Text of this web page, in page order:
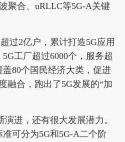
聚合、uRLLC等5G-A关键
过2亿户，累计打造5G应用
工厂超过6000个，服务超
80个国民经济大类，促进
融合，跑出了5G发展的“加
进，还有很大发展潜力。
可分为5G和5G-A二个阶